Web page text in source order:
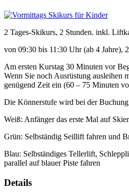
2 Tages-Skikurs, 2 Stunden. inkl.
von 09:30 bis 11:30 Uhr (ab 4 Jahre),
Am ersten Kurstag 30 Minuten vor
Wenn Sie noch Ausrüstung ausleihen
genügend Zeit ein (60 – 75 Minuten
Die Könnerstufe wird bei der Buchung
Weiß: Anfänger das erste Mal auf
Grün: Selbständig Seillift fahren und
Blau: Selbständiges Tellerlift,
parallel auf blauer Piste fahren
Details